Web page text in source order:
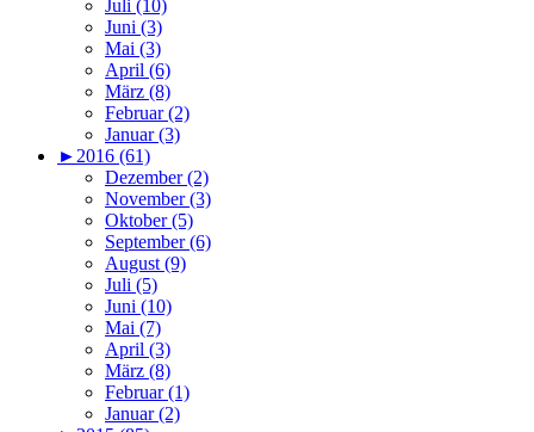
Juli (10)
Juni (3)
Mai (3)
April (6)
März (8)
Februar (2)
Januar (3)
► 2016 (61)
Dezember (2)
November (3)
Oktober (5)
September (6)
August (9)
Juli (5)
Juni (10)
Mai (7)
April (3)
März (8)
Februar (1)
Januar (2)